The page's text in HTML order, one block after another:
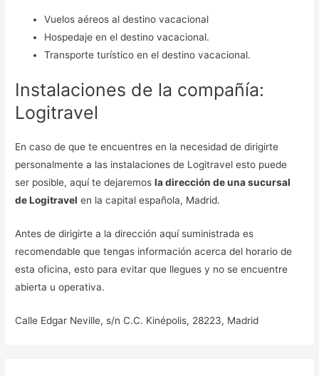
Vuelos aéreos al destino vacacional
Hospedaje en el destino vacacional.
Transporte turístico en el destino vacacional.
Instalaciones de la compañía:
Logitravel
En caso de que te encuentres en la necesidad de dirigirte
personalmente a las instalaciones de Logitravel esto puede
ser posible, aquí te dejaremosla dirección de una sucursal
de Logitravel en la capital española, Madrid.
Antes de dirigirte a la dirección aquí suministrada es
recomendable que tengas información acerca del horario de
esta oficina, esto para evitar que llegues y no se encuentre
abierta u operativa.
Calle Edgar Neville, s/n C.C. Kinépolis, 28223, Madrid